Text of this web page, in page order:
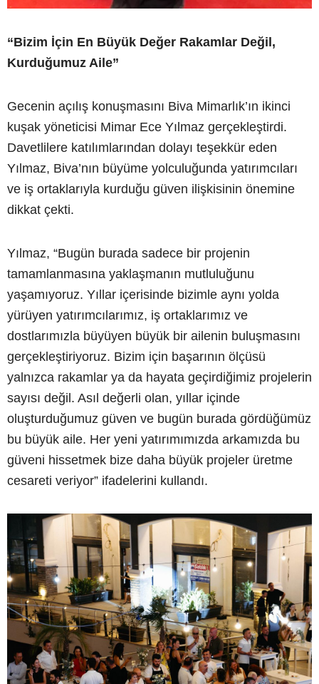
“Bizim İçin En Büyük Değer Rakamlar Değil,
Kurduğumuz Aile”
Gecenin açılış konuşmasını Biva Mimarlık’ın ikinci
kuşak yöneticisi Mimar Ece Yılmaz gerçekleştirdi.
Davetlilere katılımlarından dolayı teşekkür eden
Yılmaz, Biva’nın büyüme yolculuğunda yatırımcıları
ve iş ortaklarıyla kurduğu güven ilişkisinin önemine
dikkat çekti.
Yılmaz, “Bugün burada sadece bir projenin
tamamlanmasına yaklaşmanın mutluluğunu
yaşamıyoruz. Yıllar içerisinde bizimle aynı yolda
yürüyen yatırımcılarımız, iş ortaklarımız ve
dostlarımızla büyüyen büyük bir ailenin buluşmasını
gerçekleştiriyoruz. Bizim için başarının ölçüsü
yalnızca rakamlar ya da hayata geçirdiğimiz projelerin
sayısı değil. Asıl değerli olan, yıllar içinde
oluşturduğumuz güven ve bugün burada gördüğümüz
bu büyük aile. Her yeni yatırımımızda arkamızda bu
güveni hissetmek bize daha büyük projeler üretme
cesareti veriyor” ifadelerini kullandı.